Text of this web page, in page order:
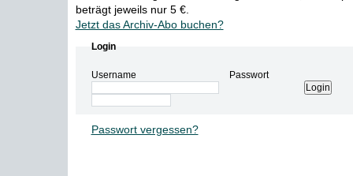
beträgt jeweils nur 5 €.
Jetzt das Archiv-Abo buchen?
Login
Username Passwort
Passwort vergessen?